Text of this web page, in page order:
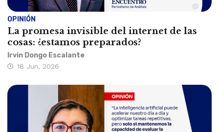
OPINIÓN
La promesa invisible del internet de las
cosas: ¿estamos preparados?
Irvin Dongo Escalante
18 Jun, 2026